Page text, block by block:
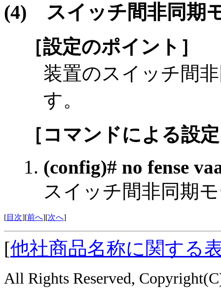
(4) スイッチ間非同期
［設定のポイント］
装置のスイッチ間
す。
［コマンドによる設
(config)# no fense
スイッチ間非同期
[目次][前へ][次へ]
[他社商品名称に関する
All Rights Reserved,